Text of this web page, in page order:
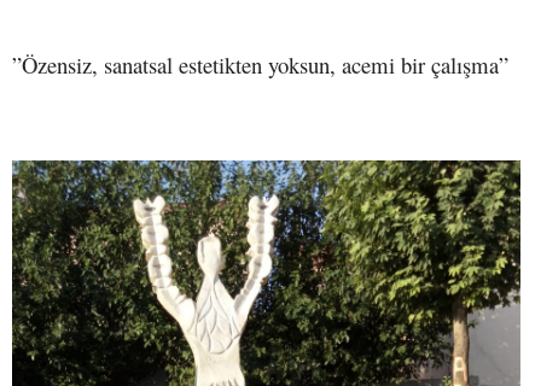
”Özensiz, sanatsal estetikten yoksun, acemi bir çalışma”